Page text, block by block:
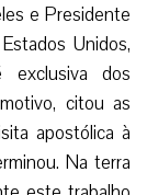
e Presidente
Unidos,
dos
citou as
apostólica à
Na terra